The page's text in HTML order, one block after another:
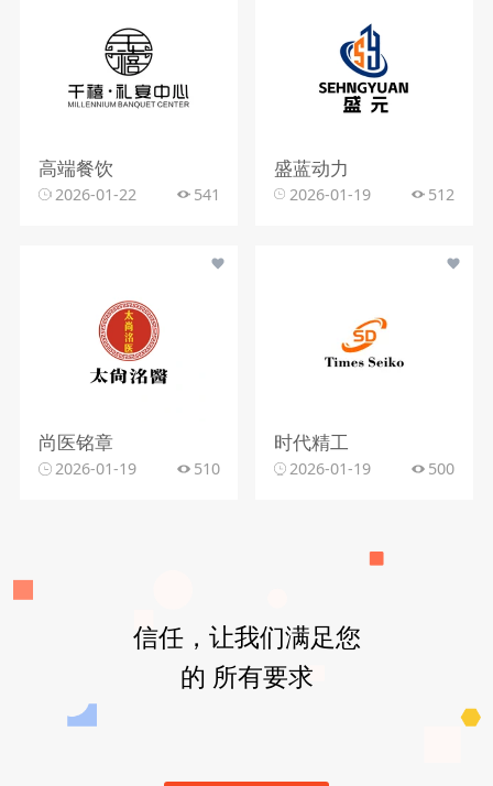
高端餐饮
2026-01-22 541
盛蓝动力
2026-01-19 512
尚医铭章
2026-01-19 510
时代精工
2026-01-19 500
信任，让我们满足您
的 所有要求